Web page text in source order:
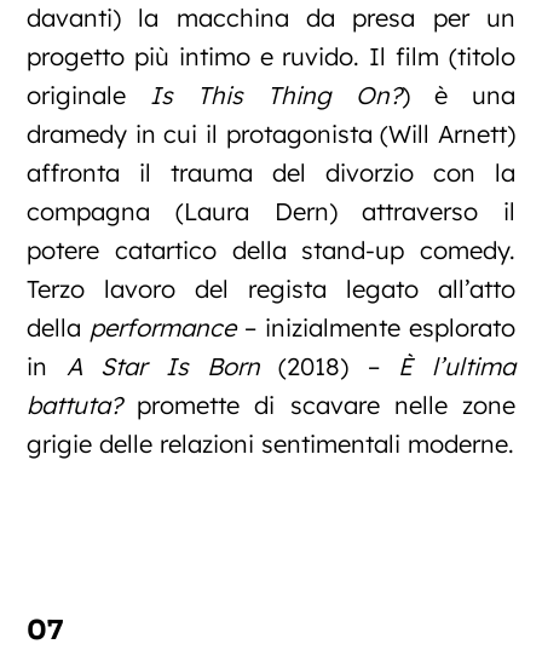
davanti) la macchina da presa per un
progetto più intimo e ruvido. Il film (titolo
originale Is This Thing On?) è una
dramedy in cui il protagonista (Will Arnett)
affronta il trauma del divorzio con la
compagna (Laura Dern) attraverso il
potere catartico della stand-up comedy.
Terzo lavoro del regista legato all’atto
della performance – inizialmente esplorato
in A Star Is Born (2018) – È l’ultima
battuta? promette di scavare nelle zone
grigie delle relazioni sentimentali moderne.
07